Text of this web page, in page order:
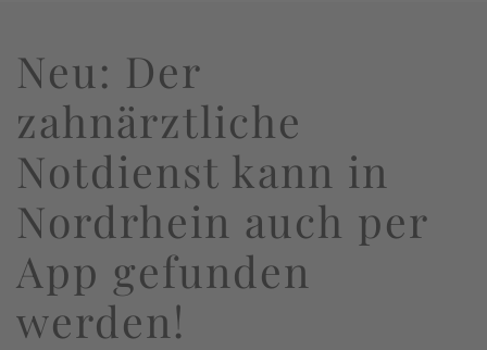
Neu: Der
zahnärztliche
Notdienst kann in
Nordrhein auch per
App gefunden
werden!